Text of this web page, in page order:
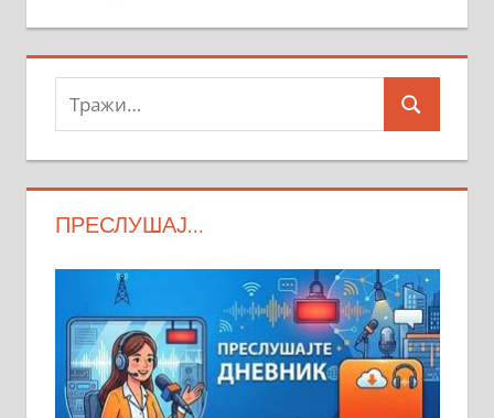
Тражи:
Search
ПРЕСЛУШАЈ…